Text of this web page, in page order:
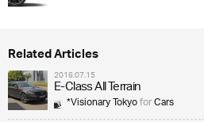
Related Articles
2016.07.15
E-Class All Terrain
*Visionary TokyoforCars